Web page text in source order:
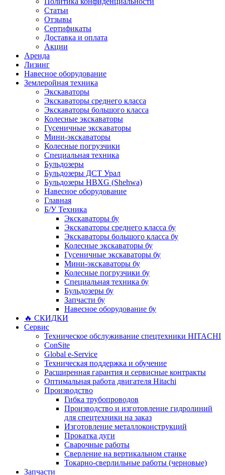
Статьи
Отзывы
Сертификаты
Доставка и оплата
Акции
Аренда
Лизинг
Навесное оборудование
Землеройная техника
Экскаваторы
Экскаваторы среднего класса
Экскаваторы большого класса
Колесные экскаваторы
Гусеничные экскаваторы
Мини-экскаваторы
Колесные погрузчики
Специальная техника
Бульдозеры
Бульдозеры ДСТ Урал
Бульдозеры HBXG (Shehwa)
Навесное оборудование
Главная
Б/У Техника
Экскаваторы бу
Экскаваторы среднего класса бу
Экскаваторы большого класса бу
Колесные экскаваторы бу
Гусеничные экскаваторы бу
Мини-экскаваторы бу
Колесные погрузчики бу
Специальная техника бу
Бульдозеры бу
Запчасти бу
Навесное оборудование бу
🔥 СКИДКИ
Сервис
Техническое обслуживание спецтехники HITACHI
ConSite
Global e-Service
Техническая поддержка и обучение
Расширенная гарантия и сервисные контракты
Оптимальная работа двигателя Hitachi
Производство
Гибка трубопроводов
Производство и изготовление гидролиний
для спецтехники на заказ
Изготовление металлоконструкций
Прокатка дуги
Сварочные работы
Сверление на вертикальном станке
Токарно-сверлильные работы (черновые)
Запчасти